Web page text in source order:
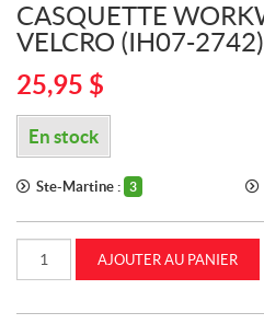
CASQUETTE
VELCRO (IH07-2742)
25,95 $
En stock
Ste-Martine : 3
Casquette
Farm
AJOUTER AU PANIER